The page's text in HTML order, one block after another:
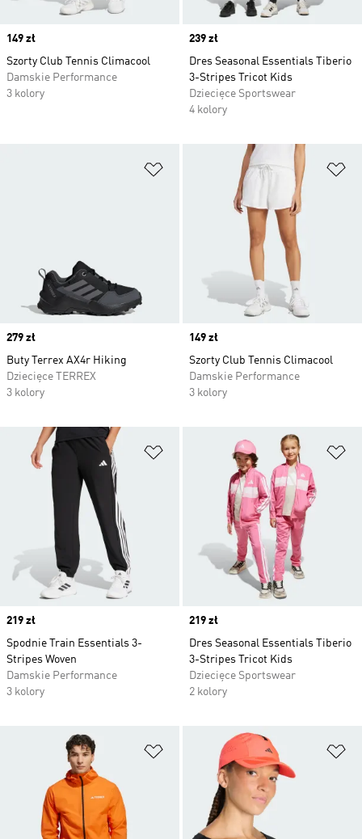
Price
149 zł
Szorty Club Tennis Climacool
Damskie Performance
3 kolory
Price
239 zł
Dres Seasonal Essentials Tiberio
3-Stripes Tricot Kids
Dziecięce Sportswear
4 kolory
Dodaj do listy życzeń
Price
279 zł
Buty Terrex AX4r Hiking
Dziecięce TERREX
3 kolory
Price
149 zł
Szorty Club Tennis Climacool
Damskie Performance
3 kolory
Dodaj do listy życzeń
Price
219 zł
Spodnie Train Essentials 3-
Stripes Woven
Damskie Performance
3 kolory
Price
219 zł
Dres Seasonal Essentials Tiberio
3-Stripes Tricot Kids
Dziecięce Sportswear
2 kolory
Dodaj do listy życzeń